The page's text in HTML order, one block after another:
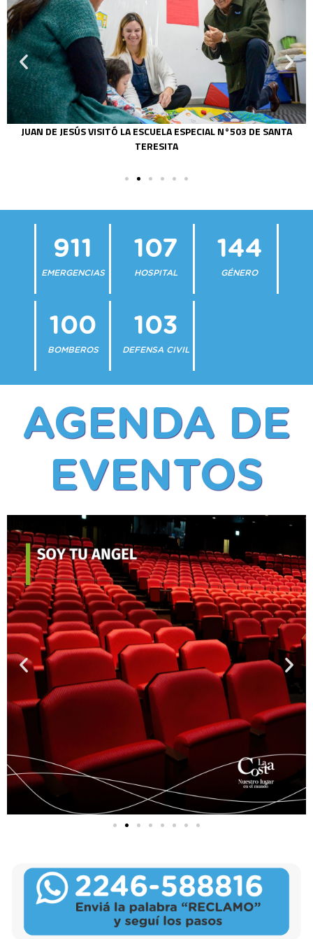
JUAN DE JESÚS VISITÓ LA ESCUELA ESPECIAL N°503 DE SANTA
TERESITA
911
EMERGENCIAS
107
HOSPITAL
144
GÉNERO
100
BOMBEROS
103
DEFENSA CIVIL
AGENDA DE
EVENTOS